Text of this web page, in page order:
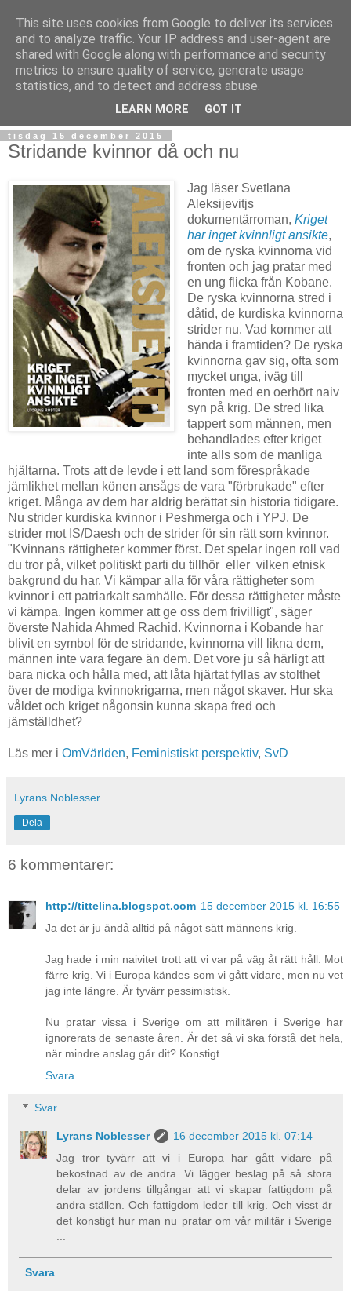
tisdag 15 december 2015
Stridande kvinnor då och nu
Jag läser Svetlana
Aleksijevitjs
dokumentärroman, Kriget
har inget kvinnligt ansikte,
om de ryska kvinnorna vid
fronten och jag pratar med
en ung flicka från Kobane.
De ryska kvinnorna stred i
dåtid, de kurdiska kvinnorna
strider nu. Vad kommer att
hända i framtiden? De ryska
kvinnorna gav sig, ofta som
mycket unga, iväg till
fronten med en oerhört naiv
syn på krig. De stred lika
tappert som männen, men
behandlades efter kriget
inte alls som de manliga
hjältarna. Trots att de levde i ett land som förespråkade
jämlikhet mellan könen ansågs de vara "förbrukade" efter
kriget. Många av dem har aldrig berättat sin historia tidigare.
Nu strider kurdiska kvinnor i Peshmerga och i YPJ. De
strider mot IS/Daesh och de strider för sin rätt som kvinnor.
"Kvinnans rättigheter kommer först. Det spelar ingen roll vad
du tror på, vilket politiskt parti du tillhör eller vilken etnisk
bakgrund du har. Vi kämpar alla för våra rättigheter som
kvinnor i ett patriarkalt samhälle. För dessa rättigheter måste
vi kämpa. Ingen kommer att ge oss dem frivilligt", säger
överste Nahida Ahmed Rachid. Kvinnorna i Kobande har
blivit en symbol för de stridande, kvinnorna vill likna dem,
männen inte vara fegare än dem. Det vore ju så härligt att
bara nicka och hålla med, att låta hjärtat fyllas av stolthet
över de modiga kvinnokrigarna, men något skaver. Hur ska
våldet och kriget någonsin kunna skapa fred och
jämställdhet?
Läs mer i OmVärlden, Feministiskt perspektiv, SvD
Lyrans Noblesser
Dela
6 kommentarer:
http://tittelina.blogspot.com 15 december 2015 kl. 16:55
Ja det är ju ändå alltid på något sätt männens krig.
Jag hade i min naivitet trott att vi var på väg åt rätt håll. Mot
färre krig. Vi i Europa kändes som vi gått vidare, men nu vet
jag inte längre. Är tyvärr pessimistisk.
Nu pratar vissa i Sverige om att militären i Sverige har
ignorerats de senaste åren. Är det så vi ska förstå det hela,
när mindre anslag går dit? Konstigt.
Svara
Svar
Lyrans Noblesser
16 december 2015 kl. 07:14
Jag tror tyvärr att vi i Europa har gått vidare på
bekostnad av de andra. Vi lägger beslag på så stora
delar av jordens tillgångar att vi skapar fattigdom på
andra ställen. Och fattigdom leder till krig. Och visst är
det konstigt hur man nu pratar om vår militär i Sverige
...
Svara
This site uses cookies from Google to deliver its services
and to analyze traffic. Your IP address and user-agent are
shared with Google along with performance and security
metrics to ensure quality of service, generate usage
statistics, and to detect and address abuse.
LEARN MORE GOT IT